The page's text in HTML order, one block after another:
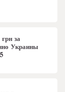
за
Украины